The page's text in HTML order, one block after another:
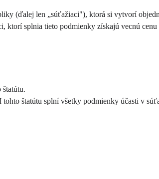
(ďalej len „súťažiaci"), ktorá si vytvorí
ktorí splnia tieto podmienky získajú vecnú
štatútu splní všetky podmienky účasti v